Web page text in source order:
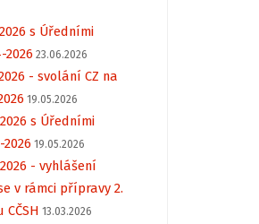
s Úředními
2026 23.06.2026
- svolání CZ na
19.05.2026
s Úředními
2026 19.05.2026
- vyhlášení
v rámci přípravy 2.
13.03.2026